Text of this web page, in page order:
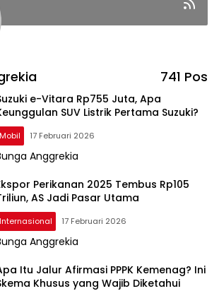
741 Pos
e-Vitara Rp755 Juta, Apa
SUV Listrik Pertama Suzuki?
Mobil 17 Februari 2026
Anggrekia
Perikanan 2025 Tembus Rp105
AS Jadi Pasar Utama
Internasional 17 Februari 2026
Anggrekia
Itu Jalur Afirmasi PPPK Kemenag? Ini
Khusus yang Wajib Diketahui